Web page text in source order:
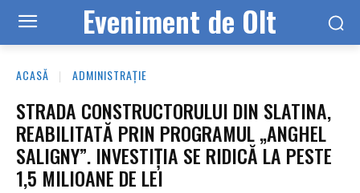
Eveniment de Olt
ACASĂ ADMINISTRAȚIE
STRADA CONSTRUCTORULUI DIN SLATINA,
REABILITATĂ PRIN PROGRAMUL „ANGHEL
SALIGNY”. INVESTIȚIA SE RIDICĂ LA PESTE
1,5 MILIOANE DE LEI